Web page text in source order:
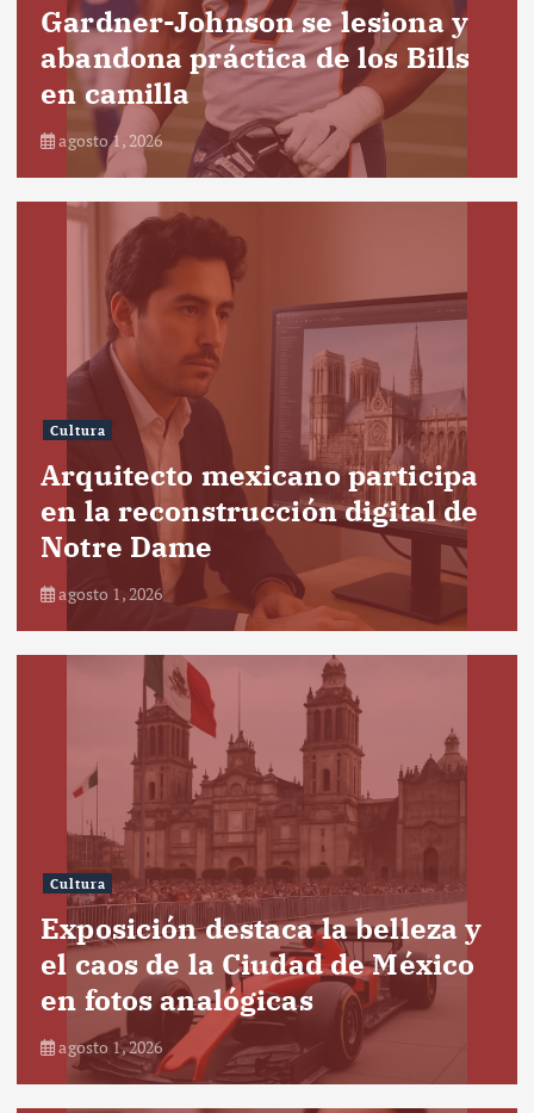
Gardner-Johnson se lesiona y
abandona práctica de los Bills
en camilla
agosto 1, 2026
Cultura
Arquitecto mexicano participa
en la reconstrucción digital de
Notre Dame
agosto 1, 2026
Cultura
Exposición destaca la belleza y
el caos de la Ciudad de México
en fotos analógicas
agosto 1, 2026